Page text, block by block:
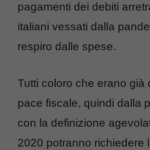
pagamenti dei debiti
italiani vessati dalla
respiro dalle spese.
Tutti coloro che erano già
pace fiscale, quindi dalla
con la definizione
2020 potranno richiedere